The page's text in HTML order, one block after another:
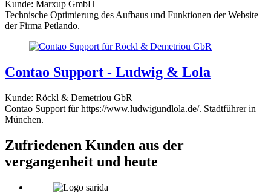
Kunde: Marxup GmbH
Technische Optimierung des Aufbaus und Funktionen der Website
der Firma Petlando.
Contao Support - Ludwig & Lola
Kunde: Röckl & Demetriou GbR
Contao Support für https://www.ludwigundlola.de/. Stadtführer in
München.
Zufriedenen Kunden aus der
vergangenheit und heute